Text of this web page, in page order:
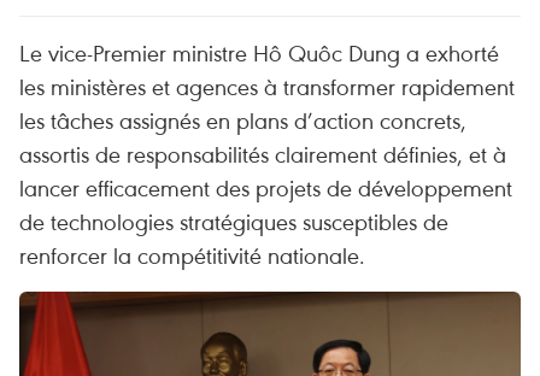
Le vice-Premier ministre Hô Quôc Dung a exhorté
les ministères et agences à transformer rapidement
les tâches assignés en plans d’action concrets,
assortis de responsabilités clairement définies, et à
lancer efficacement des projets de développement
de technologies stratégiques susceptibles de
renforcer la compétitivité nationale.